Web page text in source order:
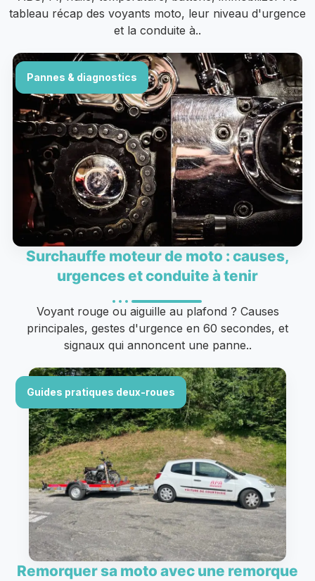
tableau récap des voyants moto, leur niveau d'urgence
et la conduite à..
Pannes & diagnostics
Surchauffe moteur de moto : causes,
urgences et conduite à tenir
Voyant rouge ou aiguille au plafond ? Causes
principales, gestes d'urgence en 60 secondes, et
signaux qui annoncent une panne..
Guides pratiques deux-roues
Remorquer sa moto avec une remorque